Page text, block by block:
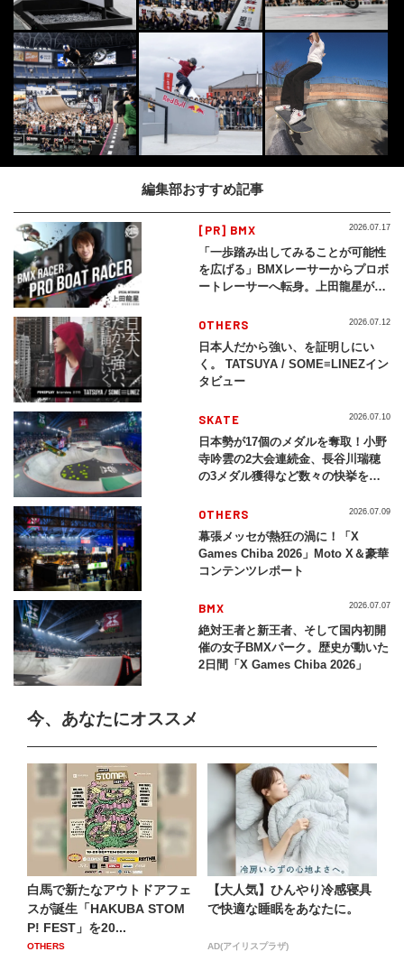
編集部おすすめ記事
[PR] BMX
「一歩踏み出してみることが可能性
を広げる」BMXレーサーからプロボ
ートレーサーへ転身。上田龍星が体
2026.07.17
OTHERS
日本人だから強い、を証明しにい
く。 TATSUYA / SOME≡LINEZイン
タビュー
2026.07.12
SKATE
日本勢が17個のメダルを奪取！小野
寺吟雲の2大会連続金、長谷川瑞穂
の3メダル獲得など数々の快挙をプ
2026」
2026.07.10
OTHERS
幕張メッセが熱狂の渦に！「X
Games Chiba 2026」Moto X＆豪華
コンテンツレポート
2026.07.09
BMX
絶対王者と新王者、そして国内初開
催の女子BMXパーク。歴史が動いた
2日間「X Games Chiba 2026」
2026.07.07
今、あなたにオススメ
白馬で新たなアウトドアフェ
スが誕生「HAKUBA STOM
P! FEST」を20...
OTHERS
【大人気】ひんやり冷感寝具
で快適な睡眠をあなたに。
AD(アイリスプラザ)